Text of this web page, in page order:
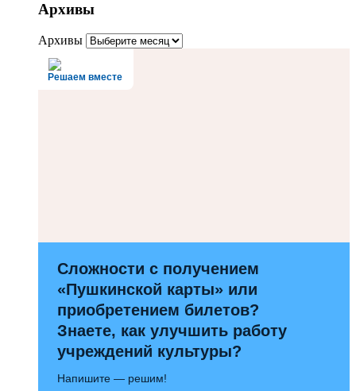
Архивы
Архивы
Решаем вместе
Сложности с получением
«Пушкинской карты» или
приобретением билетов?
Знаете, как улучшить работу
учреждений культуры?
Напишите — решим!